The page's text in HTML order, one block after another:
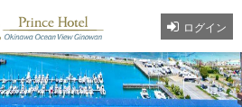
ログイン